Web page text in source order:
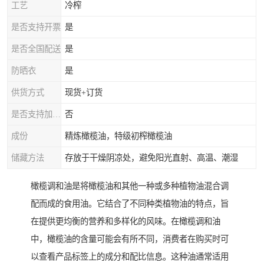
工艺 冷榨
是否支持开票 是
是否全国配送 是
防晒衣 是
供货方式 现货+订货
否
成份 精炼橄榄油，特级初榨橄榄油
储藏方法 存放于干燥阴凉处，避免阳光直射、高温、潮湿
橄榄调和油是将橄榄油和其他一种或多种植物油混合调
配而成的食用油。它结合了不同种类植物油的特点，旨
在提供更均衡的营养和多样化的风味。在橄榄调和油
中，橄榄油的含量可能会有所不同，消费者在购买时可
以查看产品标签上的成分和配比信息。这种油通常适用